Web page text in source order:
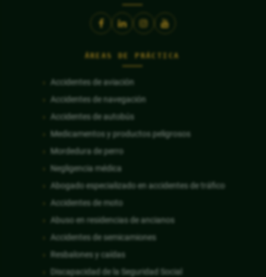
ÁREAS DE PRÁCTICA
Accidentes de aviación
Accidentes de navegación
Accidentes de autobús
Medicamentos y productos peligrosos
Mordedura de perro
Negligencia médica
Abogado especializado en accidentes de tráfico
Accidentes de moto
Abuso en residencias de ancianos
Accidentes de semicamiones
Resbalones y caídas
Discapacidad de la Seguridad Social